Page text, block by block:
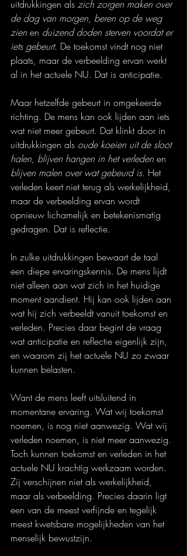
uitdrukkingen als zich zorgen maken over
de dag van morgen, beren op de weg
zien en duizend doden sterven voordat er
iets gebeurt. De toekomst vindt nog niet
plaats, maar de verbeelding ervan werkt
al in het actuele NU. Dat is anticipatie.
Maar hetzelfde gebeurt in omgekeerde
richting. De mens kan ook lijden aan iets
wat niet meer gebeurt. Dat klinkt door in
uitdrukkingen als oude koeien uit de sloot
halen, blijven hangen in het verleden en
blijven malen over wat gebeurd is. Het
verleden keert niet terug als werkelijkheid,
maar de verbeelding ervan wordt
opnieuw lichamelijk en betekenismatig
gedragen. Dat is reflectie.
In zulke uitdrukkingen bewaart de taal
een diepe ervaringskennis. De mens lijdt
niet alleen aan wat zich in het huidige
moment aandient. Hij kan ook lijden aan
wat hij zich verbeeldt vanuit toekomst en
verleden. Precies daar begint de vraag
wat anticipatie en reflectie eigenlijk zijn,
en waarom zij het actuele NU zo zwaar
kunnen belasten.
Want de mens leeft uitsluitend in
momentane ervaring. Wat wij toekomst
noemen, is nog niet aanwezig. Wat wij
verleden noemen, is niet meer aanwezig.
Toch kunnen toekomst en verleden in het
actuele NU krachtig werkzaam worden.
Zij verschijnen niet als werkelijkheid,
maar als verbeelding. Precies daarin ligt
een van de meest verfijnde en tegelijk
meest kwetsbare mogelijkheden van het
menselijk bewustzijn.